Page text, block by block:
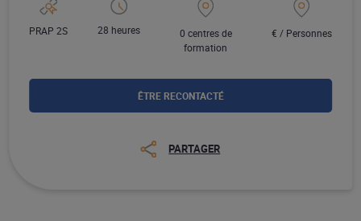
PRAP 2S 28 heures
0 centres de
formation
€ / Personnes
ÊTRE RECONTACTÉ
PARTAGER